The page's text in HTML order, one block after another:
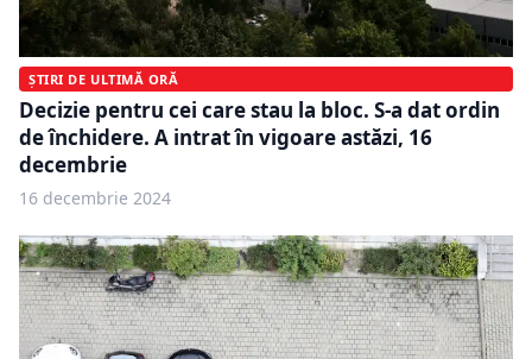
ȘTIRI DE ULTIMĂ ORĂ
Decizie pentru cei care stau la bloc. S-a dat ordin
de închidere. A intrat în vigoare astăzi, 16
decembrie
16 decembrie 2024